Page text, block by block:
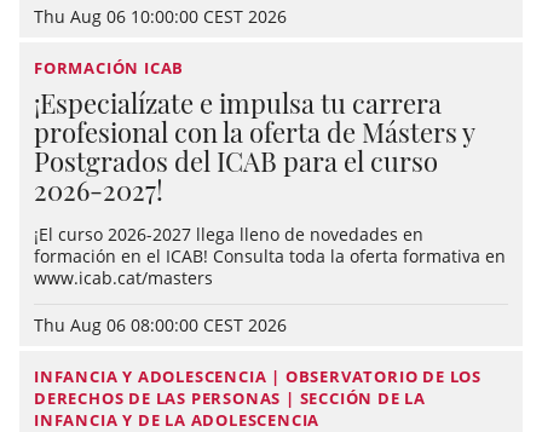
Thu Aug 06 10:00:00 CEST 2026
FORMACIÓN ICAB
¡Especialízate e impulsa tu carrera
profesional con la oferta de Másters y
Postgrados del ICAB para el curso
2026-2027!
¡El curso 2026-2027 llega lleno de novedades en
formación en el ICAB! Consulta toda la oferta formativa en
www.icab.cat/masters
Thu Aug 06 08:00:00 CEST 2026
INFANCIA Y ADOLESCENCIA | OBSERVATORIO DE LOS
DERECHOS DE LAS PERSONAS | SECCIÓN DE LA
INFANCIA Y DE LA ADOLESCENCIA